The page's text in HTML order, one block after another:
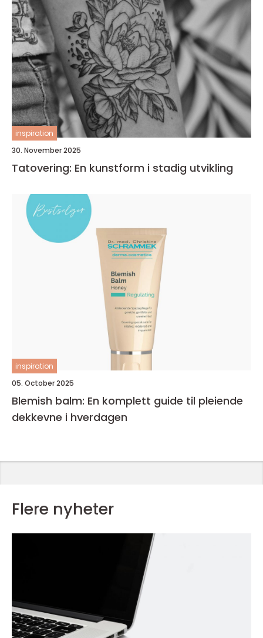
inspiration
30. November 2025
Tatovering: En kunstform i stadig utvikling
inspiration
05. October 2025
Blemish balm: En komplett guide til pleiende
dekkevne i hverdagen
Flere nyheter